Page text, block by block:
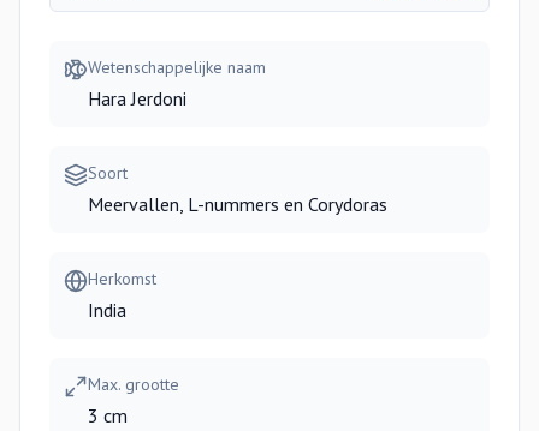
Wetenschappelijke naam
Hara Jerdoni
Soort
Meervallen, L-nummers en Corydoras
Herkomst
India
Max. grootte
3 cm